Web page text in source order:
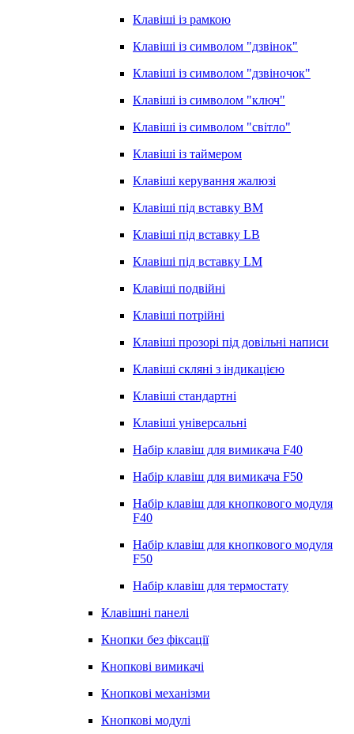
Клавіші із рамкою
Клавіші із символом "дзвінок"
Клавіші із символом "дзвіночок"
Клавіші із символом "ключ"
Клавіші із символом "світло"
Клавіші із таймером
Клавіші керування жалюзі
Клавіші під вставку BM
Клавіші під вставку LB
Клавіші під вставку LM
Клавіші подвійні
Клавіші потрійні
Клавіші прозорі під довільні написи
Клавіші скляні з індикацією
Клавіші стандартні
Клавіші універсальні
Набір клавіш для вимикача F40
Набір клавіш для вимикача F50
Набір клавіш для кнопкового модуля
F40
Набір клавіш для кнопкового модуля
F50
Набір клавіш для термостату
Клавішні панелі
Кнопки без фіксації
Кнопкові вимикачі
Кнопкові механізми
Кнопкові модулі